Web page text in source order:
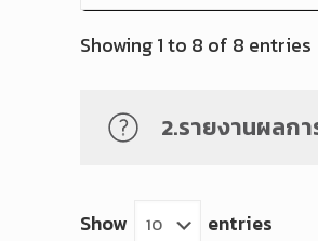
Showing 1 to 8 of 8 entries
2.รายงานผลก
Show entries